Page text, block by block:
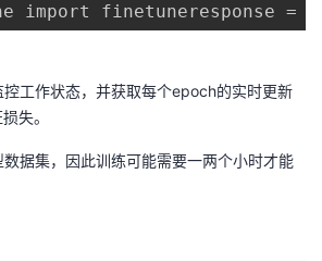
import finetuneresponse
工作状态，并获取每个epoch的实时更新
失。
据集，因此训练可能需要一两个小时才能